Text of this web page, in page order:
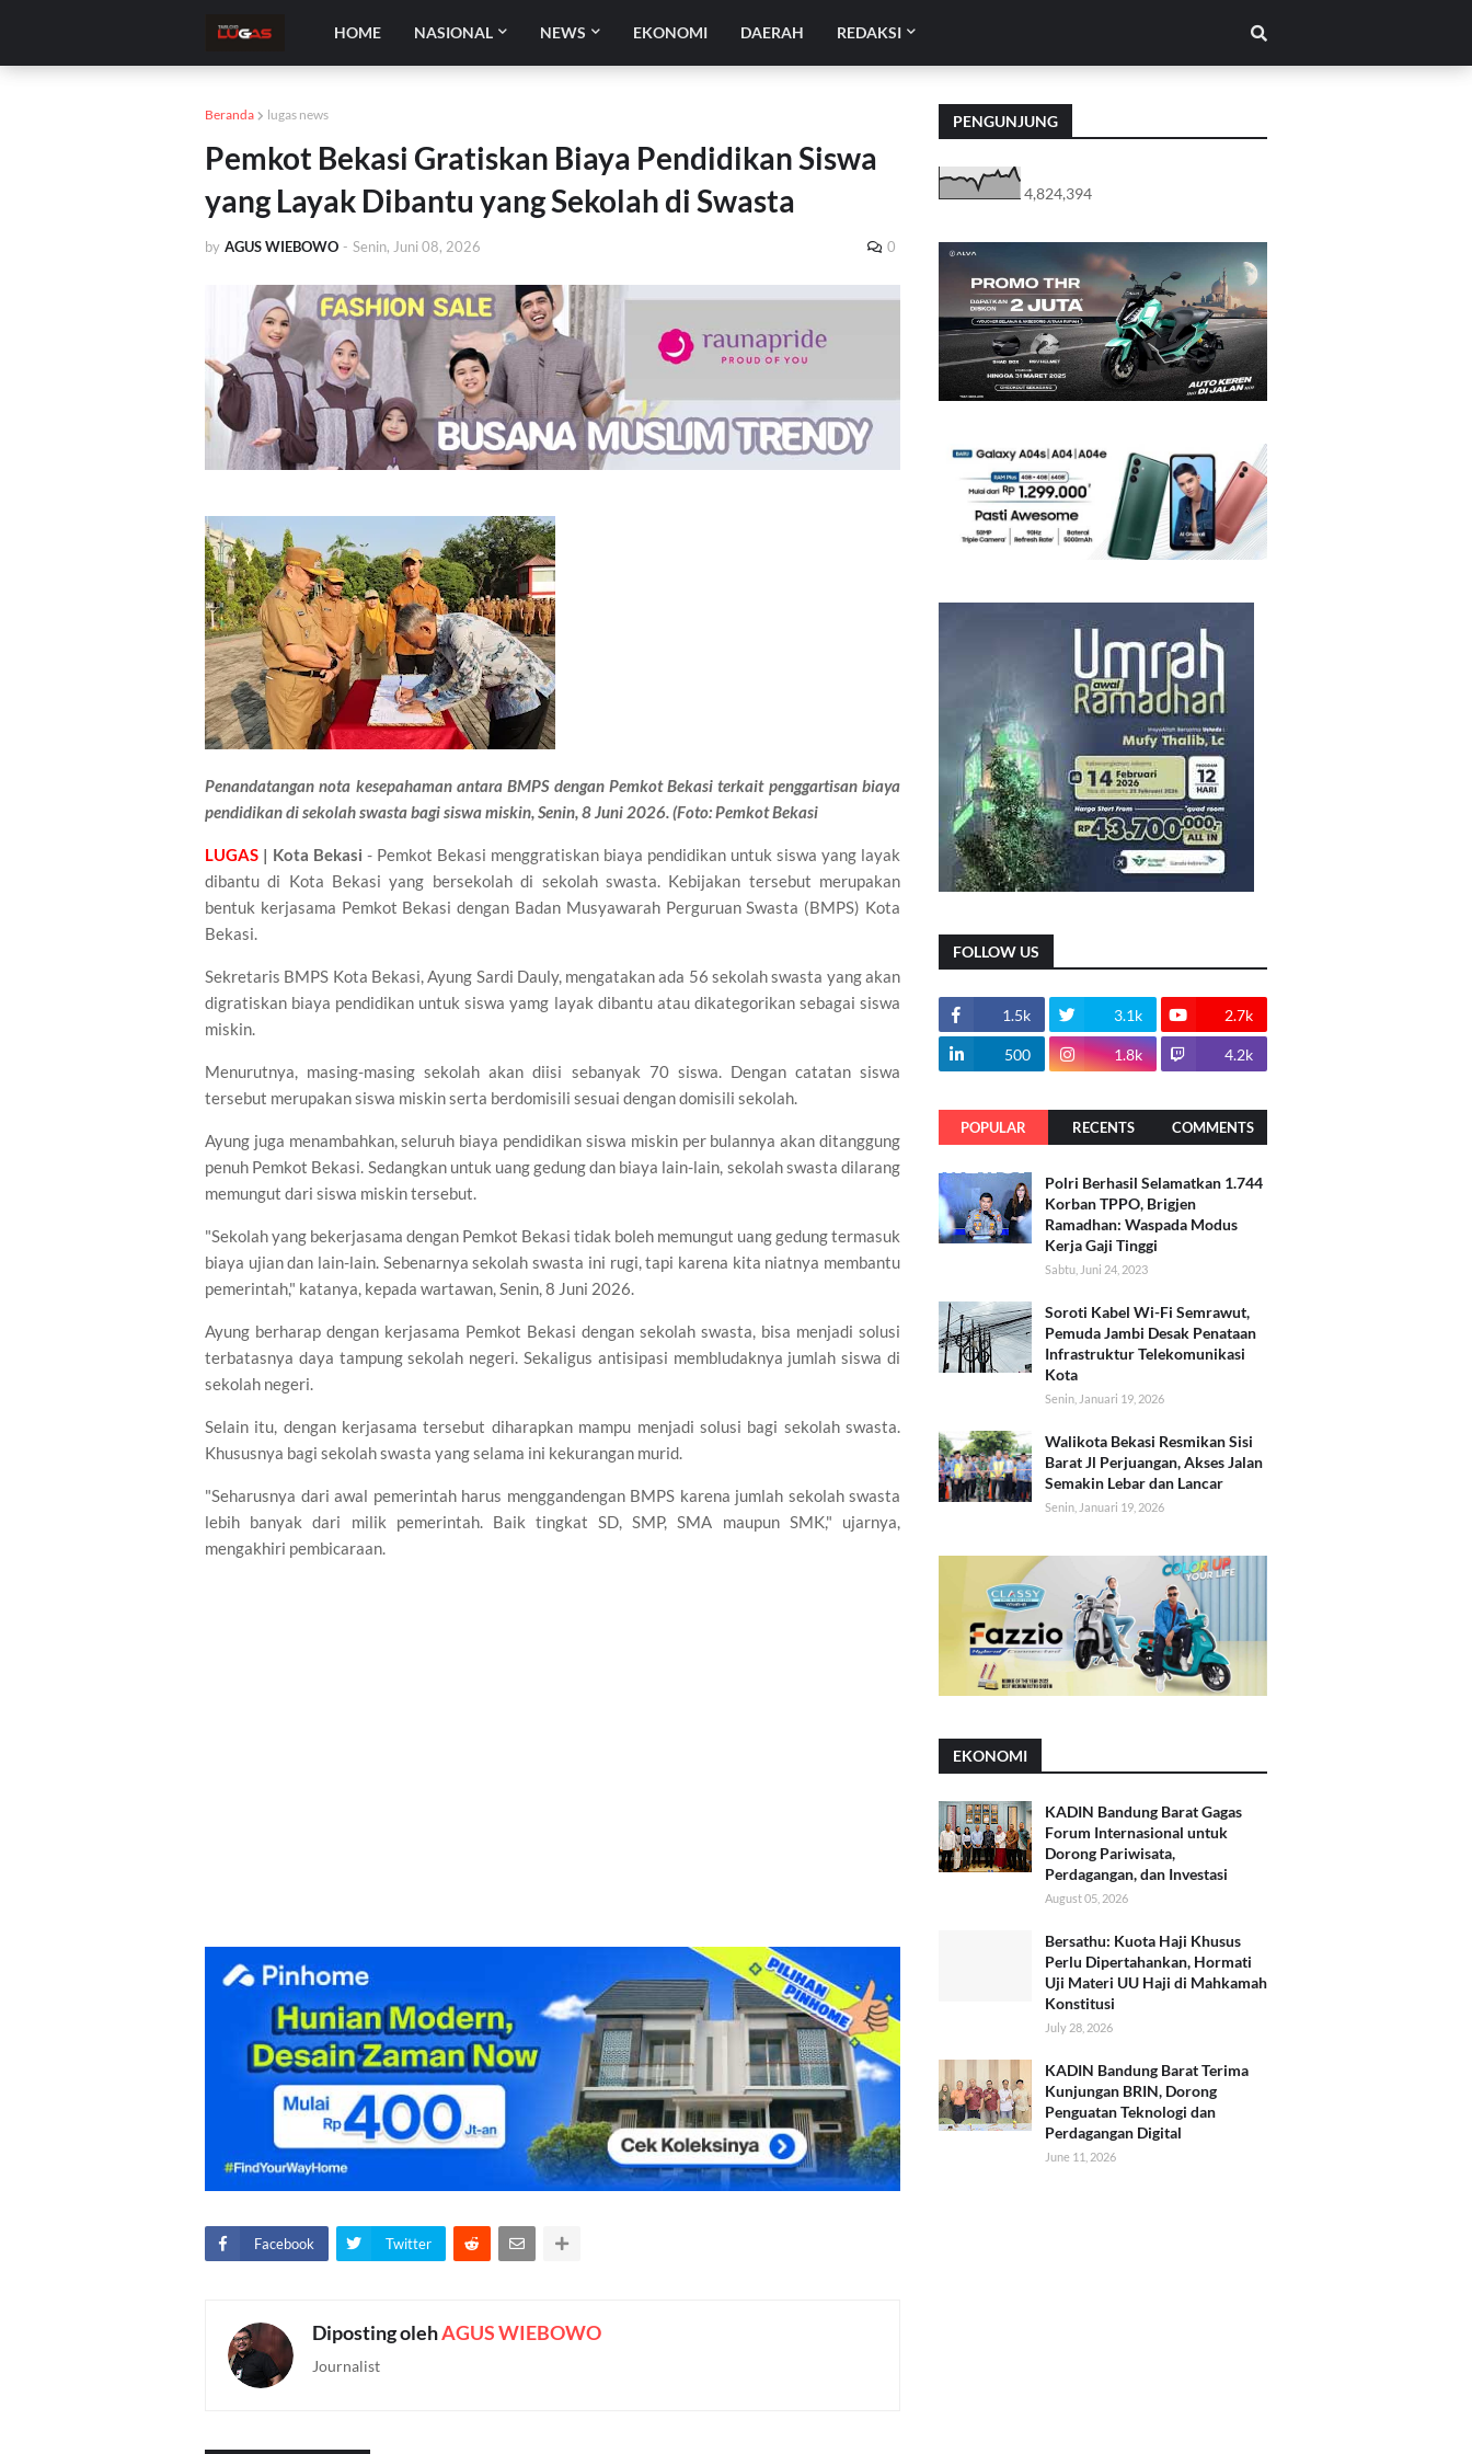
HOME NASIONAL NEWS EKONOMI DAERAH REDAKSI
Beranda lugas news
Pemkot Bekasi Gratiskan Biaya Pendidikan Siswa
yang Layak Dibantu yang Sekolah di Swasta
by AGUS WIEBOWO - Senin, Juni 08, 2026 0
Penandatangan nota kesepahaman antara BMPS dengan Pemkot Bekasi terkait penggartisan biaya
pendidikan di sekolah swasta bagi siswa miskin, Senin, 8 Juni 2026. (Foto: Pemkot Bekasi
LUGAS | Kota Bekasi - Pemkot Bekasi menggratiskan biaya pendidikan untuk siswa yang layak
dibantu di Kota Bekasi yang bersekolah di sekolah swasta. Kebijakan tersebut merupakan
bentuk kerjasama Pemkot Bekasi dengan Badan Musyawarah Perguruan Swasta (BMPS) Kota
Bekasi.
Sekretaris BMPS Kota Bekasi, Ayung Sardi Dauly, mengatakan ada 56 sekolah swasta yang akan
digratiskan biaya pendidikan untuk siswa yamg layak dibantu atau dikategorikan sebagai siswa
miskin.
Menurutnya, masing-masing sekolah akan diisi sebanyak 70 siswa. Dengan catatan siswa
tersebut merupakan siswa miskin serta berdomisili sesuai dengan domisili sekolah.
Ayung juga menambahkan, seluruh biaya pendidikan siswa miskin per bulannya akan ditanggung
penuh Pemkot Bekasi. Sedangkan untuk uang gedung dan biaya lain-lain, sekolah swasta dilarang
memungut dari siswa miskin tersebut.
"Sekolah yang bekerjasama dengan Pemkot Bekasi tidak boleh memungut uang gedung termasuk
biaya ujian dan lain-lain. Sebenarnya sekolah swasta ini rugi, tapi karena kita niatnya membantu
pemerintah," katanya, kepada wartawan, Senin, 8 Juni 2026.
Ayung berharap dengan kerjasama Pemkot Bekasi dengan sekolah swasta, bisa menjadi solusi
terbatasnya daya tampung sekolah negeri. Sekaligus antisipasi membludaknya jumlah siswa di
sekolah negeri.
Selain itu, dengan kerjasama tersebut diharapkan mampu menjadi solusi bagi sekolah swasta.
Khususnya bagi sekolah swasta yang selama ini kekurangan murid.
"Seharusnya dari awal pemerintah harus menggandengan BMPS karena jumlah sekolah swasta
lebih banyak dari milik pemerintah. Baik tingkat SD, SMP, SMA maupun SMK," ujarnya,
mengakhiri pembicaraan.
Facebook Twitter
Diposting olehAGUS WIEBOWO
Journalist
PENGUNJUNG
4,824,394
FOLLOW US
1.5k 3.1k 2.7k
500 1.8k 4.2k
POPULAR RECENTS COMMENTS
Polri Berhasil Selamatkan 1.744
Korban TPPO, Brigjen
Ramadhan: Waspada Modus
Kerja Gaji Tinggi
Sabtu, Juni 24, 2023
Soroti Kabel Wi-Fi Semrawut,
Pemuda Jambi Desak Penataan
Infrastruktur Telekomunikasi
Kota
Senin, Januari 19, 2026
Walikota Bekasi Resmikan Sisi
Barat Jl Perjuangan, Akses Jalan
Semakin Lebar dan Lancar
Senin, Januari 19, 2026
EKONOMI
KADIN Bandung Barat Gagas
Forum Internasional untuk
Dorong Pariwisata,
Perdagangan, dan Investasi
August 05, 2026
Bersathu: Kuota Haji Khusus
Perlu Dipertahankan, Hormati
Uji Materi UU Haji di Mahkamah
Konstitusi
July 28, 2026
KADIN Bandung Barat Terima
Kunjungan BRIN, Dorong
Penguatan Teknologi dan
Perdagangan Digital
June 11, 2026